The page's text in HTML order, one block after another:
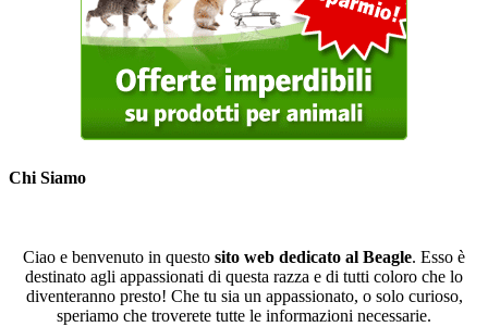
Chi Siamo
Ciao e benvenuto in questo sito web dedicato al Beagle. Esso è
destinato agli appassionati di questa razza e di tutti coloro che lo
diventeranno presto! Che tu sia un appassionato, o solo curioso,
speriamo che troverete tutte le informazioni necessarie.